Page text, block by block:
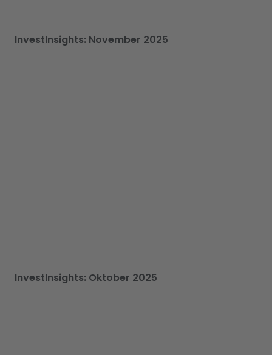
InvestInsights: November 2025
InvestInsights: Oktober 2025